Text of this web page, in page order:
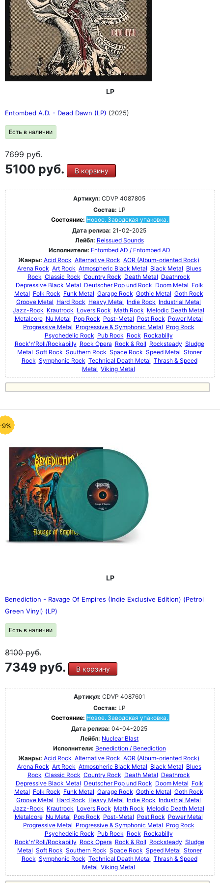
LP
Entombed A.D. - Dead Dawn (LP) (2025)
Есть в наличии
7699руб.
5100 руб. В корзину
Артикул: CDVP 4087805
Состав: LP
Состояние: Новое. Заводская упаковка.
Дата релиза: 21-02-2025
Лейбл: Reissued Sounds
Исполнители: Entombed AD / Entombed AD
Жанры: Acid Rock Alternative Rock AOR (Album-oriented Rock)
Arena Rock Art Rock Atmospheric Black Metal Black Metal Blues
Rock Classic Rock Country Rock Death Metal Deathrock
Depressive Black Metal Deutscher Pop und Rock Doom Metal Folk
Metal Folk Rock Funk Metal Garage Rock Gothic Metal Goth Rock
Groove Metal Hard Rock Heavy Metal Indie Rock Industrial Metal
Jazz-Rock Krautrock Lovers Rock Math Rock Melodic Death Metal
Metalcore Nu Metal Pop Rock Post-Metal Post Rock Power Metal
Progressive Metal Progressive & Symphonic Metal Prog Rock
Psychedelic Rock Pub Rock Rock Rockabilly
Rock'n'Roll/Rockabilly Rock Opera Rock & Roll Rocksteady Sludge
Metal Soft Rock Southern Rock Space Rock Speed Metal Stoner
Rock Symphonic Rock Technical Death Metal Thrash & Speed
Metal Viking Metal
9%
LP
Benediction - Ravage Of Empires (Indie Exclusive Edition) (Petrol
Green Vinyl) (LP)
Есть в наличии
8100руб.
7349 руб. В корзину
Артикул: CDVP 4087601
Состав: LP
Состояние: Новое. Заводская упаковка.
Дата релиза: 04-04-2025
Лейбл: Nuclear Blast
Исполнители: Benediction / Benediction
Жанры: Acid Rock Alternative Rock AOR (Album-oriented Rock)
Arena Rock Art Rock Atmospheric Black Metal Black Metal Blues
Rock Classic Rock Country Rock Death Metal Deathrock
Depressive Black Metal Deutscher Pop und Rock Doom Metal Folk
Metal Folk Rock Funk Metal Garage Rock Gothic Metal Goth Rock
Groove Metal Hard Rock Heavy Metal Indie Rock Industrial Metal
Jazz-Rock Krautrock Lovers Rock Math Rock Melodic Death Metal
Metalcore Nu Metal Pop Rock Post-Metal Post Rock Power Metal
Progressive Metal Progressive & Symphonic Metal Prog Rock
Psychedelic Rock Pub Rock Rock Rockabilly
Rock'n'Roll/Rockabilly Rock Opera Rock & Roll Rocksteady Sludge
Metal Soft Rock Southern Rock Space Rock Speed Metal Stoner
Rock Symphonic Rock Technical Death Metal Thrash & Speed
Metal Viking Metal